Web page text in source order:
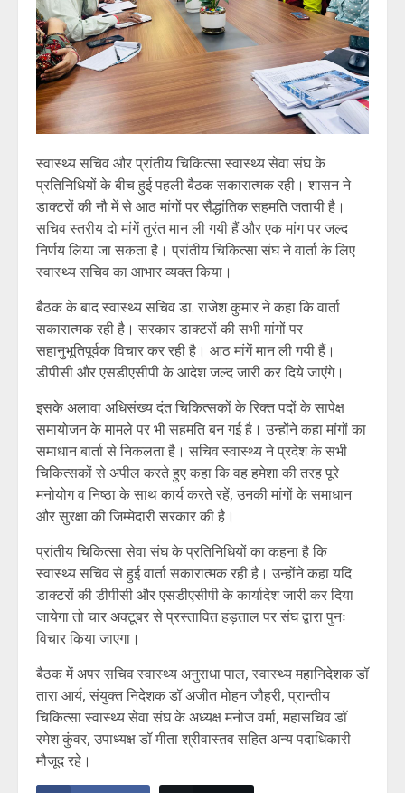
स्वास्थ्य सचिव और प्रांतीय चिकित्सा स्वास्थ्य सेवा संघ के
प्रतिनिधियों के बीच हुई पहली बैठक सकारात्मक रही। शासन ने
डाक्टरों की नौ में से आठ मांगों पर सैद्धांतिक सहमति जतायी है।
सचिव स्तरीय दो मांगें तुरंत मान ली गयी हैं और एक मांग पर जल्द
निर्णय लिया जा सकता है। प्रांतीय चिकित्सा संघ ने वार्ता के लिए
स्वास्थ्य सचिव का आभार व्यक्त किया।
बैठक के बाद स्वास्थ्य सचिव डा. राजेश कुमार ने कहा कि वार्ता
सकारात्मक रही है। सरकार डाक्टरों की सभी मांगों पर
सहानुभूतिपूर्वक विचार कर रही है। आठ मांगें मान ली गयी हैं।
डीपीसी और एसडीएसीपी के आदेश जल्द जारी कर दिये जाएंगे।
इसके अलावा अधिसंख्य दंत चिकित्सकों के रिक्त पदों के सापेक्ष
समायोजन के मामले पर भी सहमति बन गई है। उन्होंने कहा मांगों का
समाधान बार्ता से निकलता है। सचिव स्वास्थ्य ने प्रदेश के सभी
चिकित्सकों से अपील करते हुए कहा कि वह हमेशा की तरह पूरे
मनोयोग व निष्ठा के साथ कार्य करते रहें, उनकी मांगों के समाधान
और सुरक्षा की जिम्मेदारी सरकार की है।
प्रांतीय चिकित्सा सेवा संघ के प्रतिनिधियों का कहना है कि
स्वास्थ्य सचिव से हुई वार्ता सकारात्मक रही है। उन्होंने कहा यदि
डाक्टरों की डीपीसी और एसडीएसीपी के कार्यादेश जारी कर दिया
जायेगा तो चार अक्टूबर से प्रस्तावित हड़ताल पर संघ द्वारा पुनः
विचार किया जाएगा।
बैठक में अपर सचिव स्वास्थ्य अनुराधा पाल, स्वास्थ्य महानिदेशक डॉ
तारा आर्य, संयुक्त निदेशक डॉ अजीत मोहन जौहरी, प्रान्तीय
चिकित्सा स्वास्थ्य सेवा संघ के अध्यक्ष मनोज वर्मा, महासचिव डॉ
रमेश कुंवर, उपाध्यक्ष डॉ मीता श्रीवास्तव सहित अन्य पदाधिकारी
मौजूद रहे।